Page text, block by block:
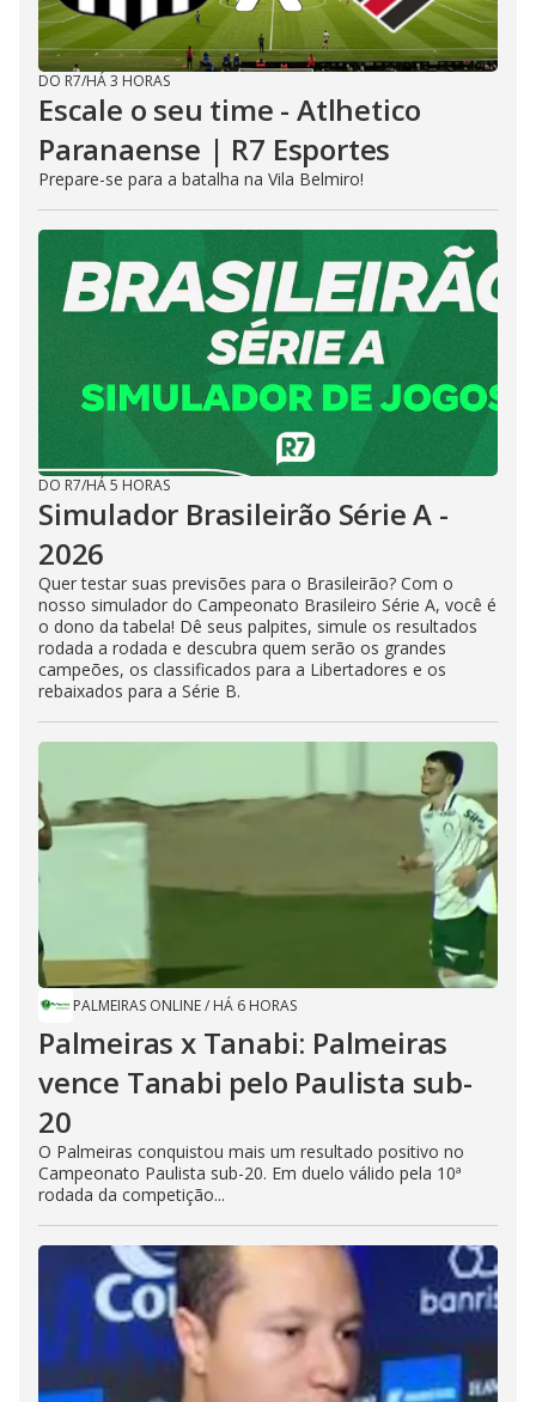
DO R7/HÁ 3 HORAS
Escale o seu time - Atlhetico
Paranaense | R7 Esportes
Prepare-se para a batalha na Vila Belmiro!
DO R7/HÁ 5 HORAS
Simulador Brasileirão Série A -
2026
Quer testar suas previsões para o Brasileirão? Com o
nosso simulador do Campeonato Brasileiro Série A, você é
o dono da tabela! Dê seus palpites, simule os resultados
rodada a rodada e descubra quem serão os grandes
campeões, os classificados para a Libertadores e os
rebaixados para a Série B.
PALMEIRAS ONLINE/ HÁ 6 HORAS
Palmeiras x Tanabi: Palmeiras
vence Tanabi pelo Paulista sub-
20
O Palmeiras conquistou mais um resultado positivo no
Campeonato Paulista sub-20. Em duelo válido pela 10ª
rodada da competição...